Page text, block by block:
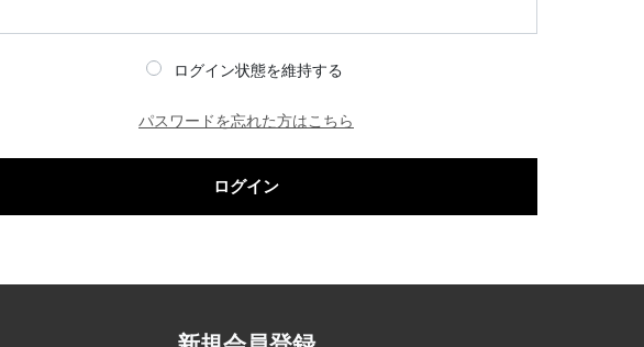
ログイン状態を維持する
パスワードを忘れた方はこちら
ログイン